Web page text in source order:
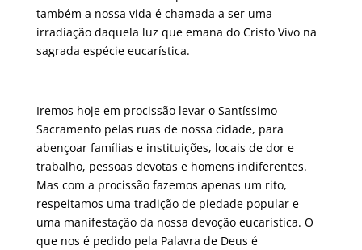
também a nossa vida é chamada a ser uma
irradiação daquela luz que emana do Cristo Vivo na
sagrada espécie eucarística.
Iremos hoje em procissão levar o Santíssimo
Sacramento pelas ruas de nossa cidade, para
abençoar famílias e instituições, locais de dor e
trabalho, pessoas devotas e homens indiferentes.
Mas com a procissão fazemos apenas um rito,
respeitamos uma tradição de piedade popular e
uma manifestação da nossa devoção eucarística. O
que nos é pedido pela Palavra de Deus é